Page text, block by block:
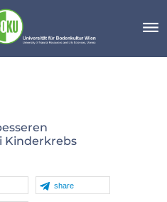
Kinderkrebs
share